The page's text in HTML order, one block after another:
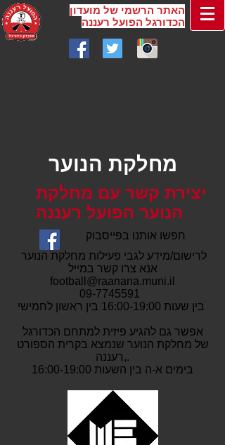
האתר הרשמי של מועדון
הכדורגל הפועל רעננה
מחלקת הנוער
יצירת קשר עם מחלקת
הנוער הפועל רעננה
חפשו אותנו בפייסבוק
אנא צרו קשר במייל
football@raanana.muni.il
09-7745591
אפשר גם להגיע פיזית למתחם הכדורגל
של מחלקת הנוער שנמצא בקרית הספורט
,רעננה.
בימים א-ה בין השעות 16:00-19:00